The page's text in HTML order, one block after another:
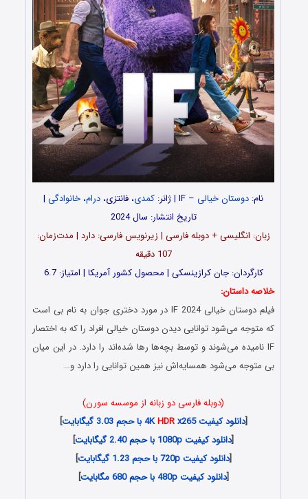
نام: دوستان خیالی – IF | ژانر: کمدی، فانتزی، درام، خانوادگی |
تاریخ انتشار: سال 2024
زبان: انگلیسی + دوبله فارسی | زیرنویس فارسی: دارد | مدت‌زمان:
107 دقیقه
کارگردان: جان کرازینسکی | محصول کشور آمریکا | امتیاز: 6.7
خلاصه داستان:
فیلم دوستان خیالی IF 2024 در مورد دختری جوان به نام بی است
که متوجه می‌شود توانایی دیدن دوستان خیالی افراد را که به اختصار
IF نامیده می‌شوند و توسط بچه‌ها رها شده‌اند را دارد. در این میان
بی متوجه می‌شود همسایه‌اش نیز همین توانایی را دارد و…
(دوبله فارسی دو زبانه از موسسه سورن)
[دانلود کیفیت 4K HDRx265 با حجم 3.03 گیگابایت
]
[دانلود کیفیت 1080p با حجم 2.40 گیگابایت
]
[دانلود کیفیت 720p با حجم 1.23 گیگابایت
]
[دانلود کیفیت 480p با حجم 680 مگابایت ]